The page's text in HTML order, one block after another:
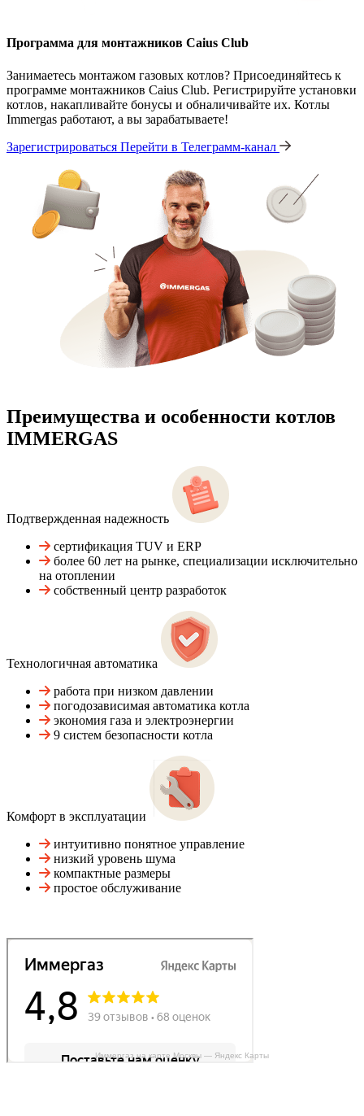
Программа для монтажников Caius Club
Занимаетесь монтажом газовых котлов? Присоединяйтесь к
программе монтажников Caius Club. Регистрируйте установки
котлов, накапливайте бонусы и обналичивайте их. Котлы
Immergas работают, а вы зарабатываете!
Зарегистрироваться Перейти в Телеграмм-канал
Преимущества и особенности котлов
IMMERGAS
Подтвержденная надежность
сертификация TUV и ERP
более 60 лет на рынке, специализации исключительно
на отоплении
собственный центр разработок
Технологичная автоматика
работа при низком давлении
погодозависимая автоматика котла
экономия газа и электроэнергии
9 систем безопасности котла
Комфорт в эксплуатации
интуитивно понятное управление
низкий уровень шума
компактные размеры
простое обслуживание
Иммергаз на карте Москвы — Яндекс Карты